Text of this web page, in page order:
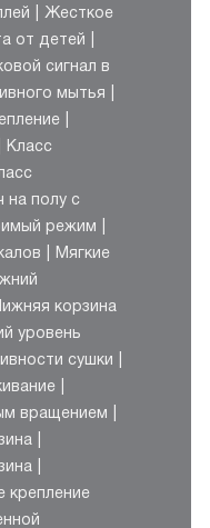
Жесткое
от детей
сигнал в
мытья
Класс
на полу с
режим
Мягкие
корзина
уровень
сушки
вращением
крепление